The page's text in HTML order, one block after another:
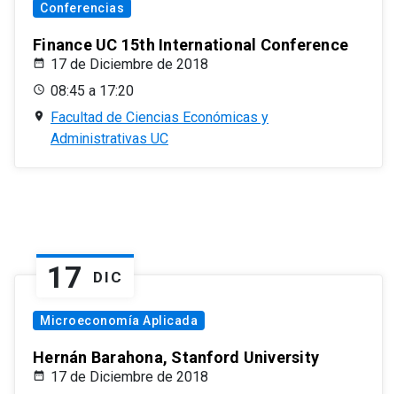
Conferencias
Finance UC 15th International Conference
17 de Diciembre de 2018
08:45 a 17:20
Facultad de Ciencias Económicas y
Administrativas UC
17 DIC
Microeconomía Aplicada
Hernán Barahona, Stanford University
17 de Diciembre de 2018